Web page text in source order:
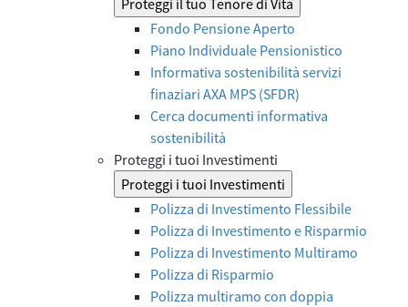
Fondo Pensione Aperto
Piano Individuale Pensionistico
Informativa sostenibilità servizi
finaziari AXA MPS (SFDR)
Cerca documenti informativa
sostenibilità
Proteggi i tuoi Investimenti
Proteggi i tuoi Investimenti
Polizza di Investimento Flessibile
Polizza di Investimento e Risparmio
Polizza di Investimento Multiramo
Polizza di Risparmio
Polizza multiramo con doppia